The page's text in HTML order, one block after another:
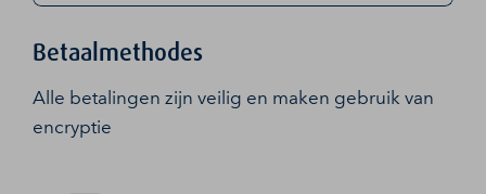
Betaalmethodes
Alle betalingen zijn veilig en maken gebruik van
encryptie